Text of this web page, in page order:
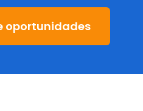
oportunidades